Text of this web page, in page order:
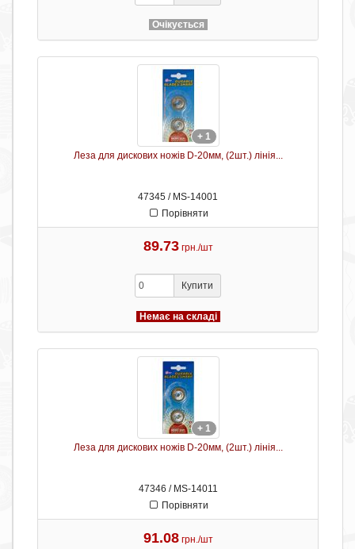
Очікується
+ 1
Леза для дискових ножів D-20мм, (2шт.) лінія...
47345 / MS-14001
Порівняти
89.73 грн./шт
Купити
Немає на складі
+ 1
Леза для дискових ножів D-20мм, (2шт.) лінія...
47346 / MS-14011
Порівняти
91.08 грн./шт